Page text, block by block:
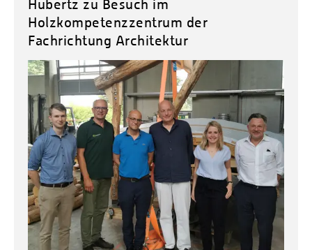
Hubertz zu Besuch im
Holzkompetenzzentrum der
Fachrichtung Architektur